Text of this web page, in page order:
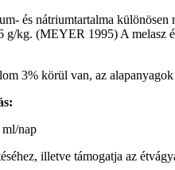
és nátriumtartalma különösen
g/kg. (MEYER 1995) A melasz
3% körül van, az
nap
illetve támogatja az